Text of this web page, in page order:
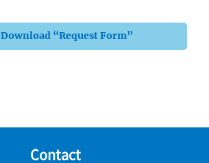
Download “Request Form”
Contact